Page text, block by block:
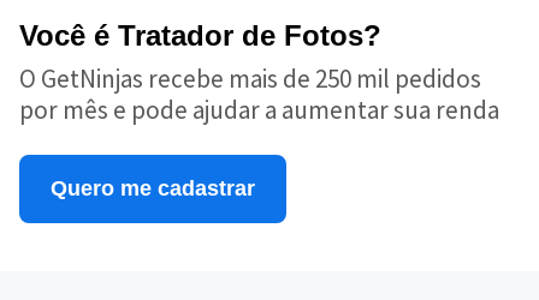
Você é Tratador de Fotos?
O GetNinjas recebe mais de 250 mil pedidos
por mês e pode ajudar a aumentar sua renda
Quero me cadastrar